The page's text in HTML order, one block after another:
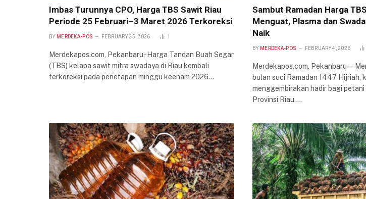
Imbas Turunnya CPO, Harga TBS Sawit Riau
Periode 25 Februari–3 Maret 2026 Terkoreksi
BY MERDEKA-POS FEBRUARY 25, 2026 1
Merdekapos.com, Pekanbaru -Harga Tandan Buah Segar
(TBS) kelapa sawit mitra swadaya di Riau kembali
terkoreksi pada penetapan minggu keenam 2026…
Sambut Ramadan Harga
Menguat, Plasma dan
Naik
BY MERDEKA-POS FEBRUARY 4, 2026
Merdekapos.com, Pekanbaru —
bulan suci Ramadan 1447 Hijriah,
menggembirakan hadir bagi
Provinsi Riau.…